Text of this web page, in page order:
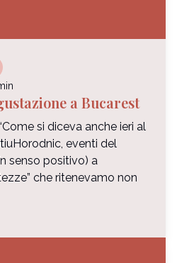
a Bucarest
si diceva anche ieri al
eventi del
senso positivo) a
che ritenevamo non